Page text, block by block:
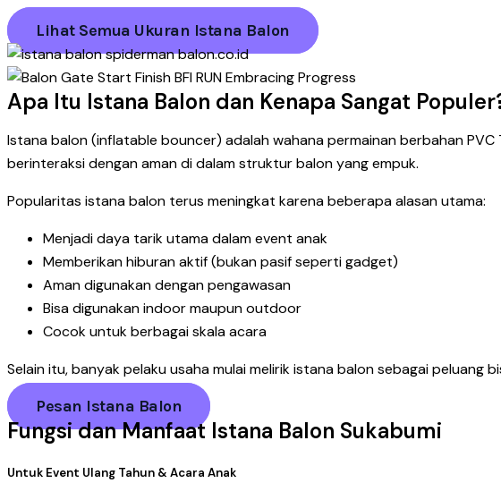
Lihat Semua Ukuran Istana Balon
Apa Itu Istana Balon dan Kenapa Sangat
Istana balon (inflatable bouncer) adalah wahana permainan berbahan
berinteraksi dengan aman di dalam struktur balon yang empuk.
Popularitas istana balon terus meningkat karena beberapa alasan utama:
Menjadi daya tarik utama dalam event anak
Memberikan hiburan aktif (bukan pasif seperti gadget)
Aman digunakan dengan pengawasan
Bisa digunakan indoor maupun outdoor
Cocok untuk berbagai skala acara
Selain itu, banyak pelaku usaha mulai melirik istana balon sebagai
Pesan Istana Balon
Fungsi dan Manfaat Istana Balon Sukabumi
Untuk Event Ulang Tahun & Acara Anak